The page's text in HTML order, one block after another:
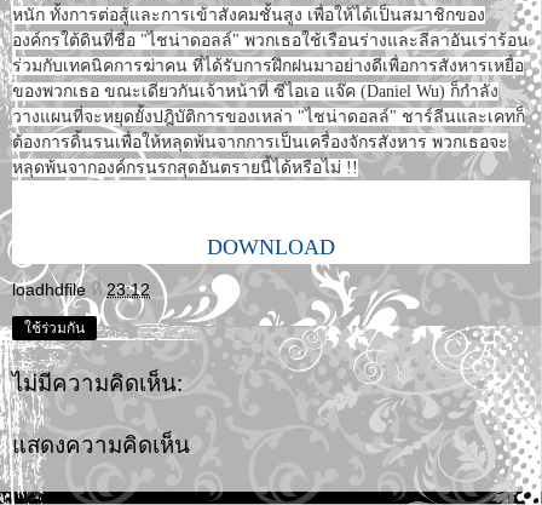
หนัก ทั้งการต่อสู้และการเข้าสังคมชั้นสูง เพื่อให้ได้เป็นสมาชิกของ
องค์กรใต้ดินที่ชื่อ "ไชน่าดอลล์" พวกเธอใช้เรือนร่างและลีลาอันเร่าร้อน
ร่วมกับเทคนิคการฆ่าคน ที่ได้รับการฝึกฝนมาอย่างดีเพื่อการสังหารเหยื่อ
ของพวกเธอ ขณะเดียวกันเจ้าหน้าที่ ซีไอเอ แจ๊ค (Daniel Wu) ก็กำลัง
วางแผนที่จะหยุดยั้งปฎิบัติการของเหล่า "ไชน่าดอลล์" ชาร์ลีนและเคทก็
ต้องการดิ้นรนเพื่อให้หลุดพ้นจากการเป็นเครื่องจักรสังหาร พวกเธอจะ
หลุดพ้นจากองค์กรนรกสุดอันตรายนี้ได้หรือไม่ !!
DOWNLOAD
loadhdfile ที่ 23:12
ใช้ร่วมกัน
ไม่มีความคิดเห็น:
แสดงความคิดเห็น